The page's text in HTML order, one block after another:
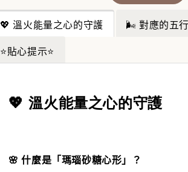
搶來的福袋沒中獎？
水晶福袋幫你翻盤💎
能量UP💎
NT$ 388
- +
💖 溫火能量之心的守護 🌬️ 對應的五
⭐貼心提示⭐
💖 溫火能量之心的守護
🌸 什麼是「瑪瑙砂糖心形」？